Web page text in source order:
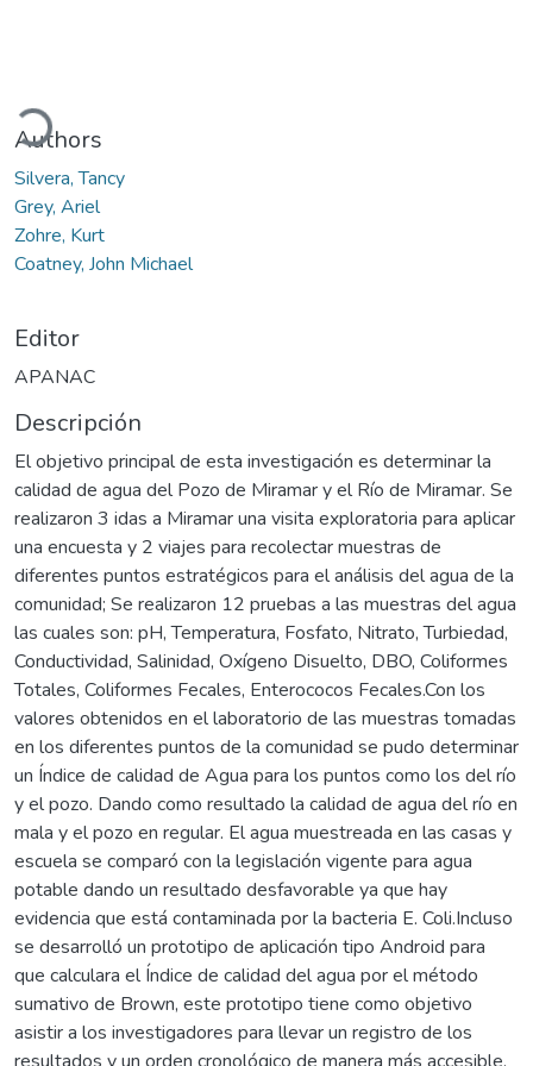
Authors
Silvera, Tancy
Grey, Ariel
Zohre, Kurt
Coatney, John Michael
Editor
APANAC
Descripción
El objetivo principal de esta investigación es determinar la
calidad de agua del Pozo de Miramar y el Río de Miramar. Se
realizaron 3 idas a Miramar una visita exploratoria para aplicar
una encuesta y 2 viajes para recolectar muestras de
diferentes puntos estratégicos para el análisis del agua de la
comunidad; Se realizaron 12 pruebas a las muestras del agua
las cuales son: pH, Temperatura, Fosfato, Nitrato, Turbiedad,
Conductividad, Salinidad, Oxígeno Disuelto, DBO, Coliformes
Totales, Coliformes Fecales, Enterococos Fecales.Con los
valores obtenidos en el laboratorio de las muestras tomadas
en los diferentes puntos de la comunidad se pudo determinar
un Índice de calidad de Agua para los puntos como los del río
y el pozo. Dando como resultado la calidad de agua del río en
mala y el pozo en regular. El agua muestreada en las casas y
escuela se comparó con la legislación vigente para agua
potable dando un resultado desfavorable ya que hay
evidencia que está contaminada por la bacteria E. Coli.Incluso
se desarrolló un prototipo de aplicación tipo Android para
que calculara el Índice de calidad del agua por el método
sumativo de Brown, este prototipo tiene como objetivo
asistir a los investigadores para llevar un registro de los